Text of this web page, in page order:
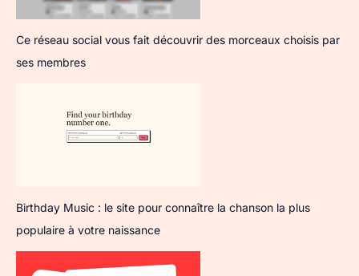
Ce réseau social vous fait découvrir des morceaux choisis par
ses membres
Birthday Music : le site pour connaître la chanson la plus
populaire à votre naissance